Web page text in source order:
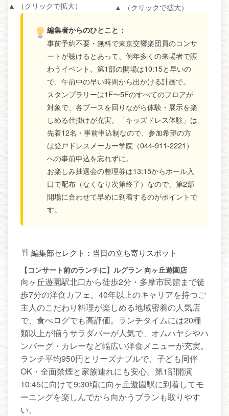
▲ （クリックで拡大） ▲ （クリックで拡大）
編集者からのひとこと：
事前予約不要・無料で東京交響楽団員のコンサ
ートが聴けるとあって、例年多くの来場者で賑
わうイベント。第1部の開場は10:15と早いの
で、午前中の早い時間から出かける計画で。
スタンプラリーは1F〜5Fのすべてのフロアが
対象で、各ブースを回りながら体験・展示を楽
しめる仕掛けが充実。「キッズドレス体験」は
先着12名・事前申込制なので、参加希望の方
は登戸ドレスメーカー学院（044-911-2221）
への事前申込を忘れずに。
お楽しみ抽選会の整理券は13:15からホール入
口で配布（なくなり次第終了）なので、第2部
開場に合わせて早めに到着するのがポイントで
す。
編集部セレクト：当日の立ち寄りスポット
【コンサート前のランチに】ルグラン 向ヶ丘遊園店
向ヶ丘遊園駅北口から徒歩2分・多摩市民館まで徒
歩7分の洋食カフェ。40年以上のキャリアを持つご
主人のこだわり料理が楽しめる地域密着の人気店
で、食べログでも高評価。ランチタイムには20種
類以上が揃うサラダバーが人気で、オムハヤシやハ
ンバーグ・カレーなど幅広い洋食メニューが充実。
ランチ平均950円とリーズナブルで、子ども同伴
OK・全面禁煙と家族連れにも安心。第1部開演
10:45に向けて9:30頃に向ヶ丘遊園駅に到着してモ
ーニングを楽しんでから向かうプランも取りやす
い。